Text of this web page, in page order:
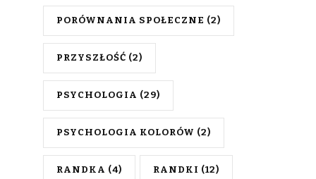
PORÓWNANIA SPOŁECZNE (2)
PRZYSZŁOŚĆ (2)
PSYCHOLOGIA (29)
PSYCHOLOGIA KOLORÓW (2)
RANDKA (4) RANDKI (12)